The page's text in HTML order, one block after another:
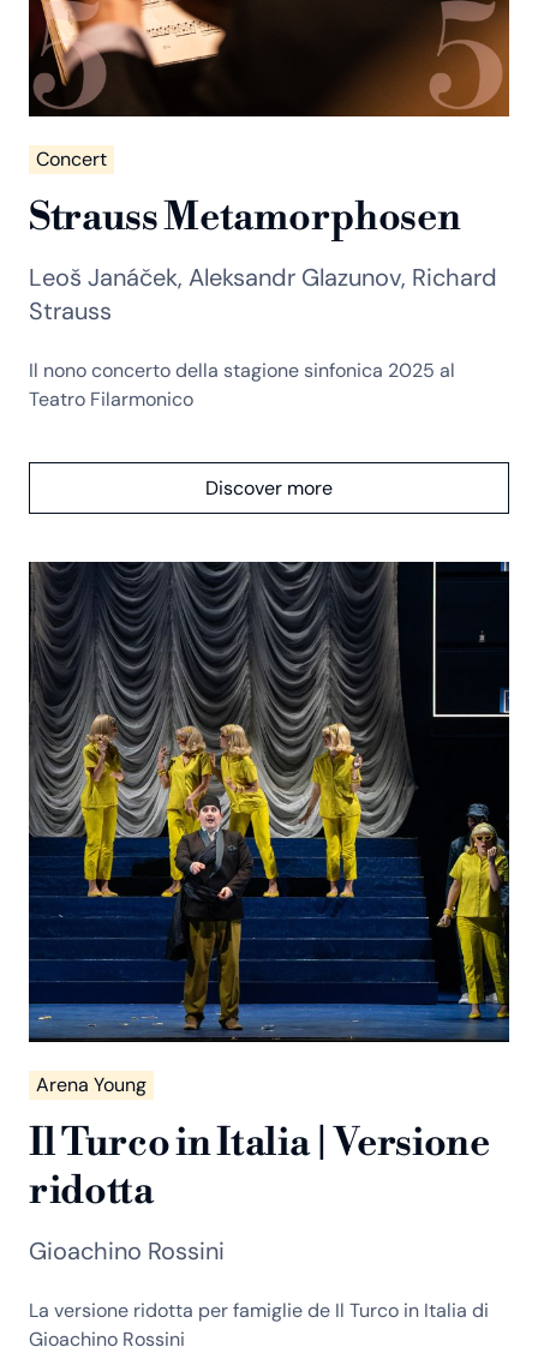
Concert
Strauss Metamorphosen
Leoš Janáček, Aleksandr Glazunov, Richard
Strauss
Il nono concerto della stagione sinfonica 2025 al
Teatro Filarmonico
Discover more
Arena Young
Il Turco in Italia | Versione
ridotta
Gioachino Rossini
La versione ridotta per famiglie de Il Turco in Italia di
Gioachino Rossini